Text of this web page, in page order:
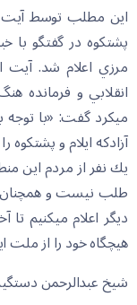
اين مطلب توسط آيت
پشتكوه در گفتگو با
مرزي اعلام شد. آيت
انقلابي و فرمانده
مي‏كرد گفت: «با توجه
آزادكه ايلام و
يك نفر از مردم اين
طلب نيست و همچنان
ديگر اعلام مي‏كنيم
هيچگاه خود را از ملت
شيخ عبدالرحمن